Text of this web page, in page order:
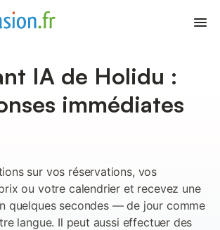
IA de Holidu :
immédiates
sur vos réservations, vos
ou votre calendrier et recevez une
quelques secondes — de jour comme
langue. Il peut aussi effectuer des